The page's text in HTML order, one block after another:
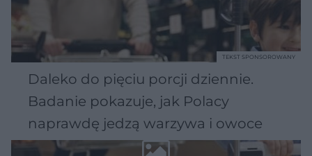
Daleko do pięciu porcji dziennie.
Badanie pokazuje, jak Polacy
naprawdę jedzą warzywa i owoce
TEKST SPONSOROWANY